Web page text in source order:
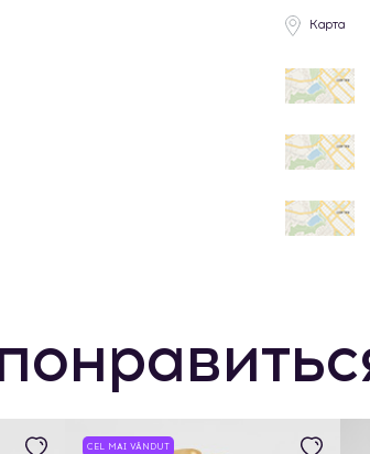
Карта
CEL MAI VÂNDUT